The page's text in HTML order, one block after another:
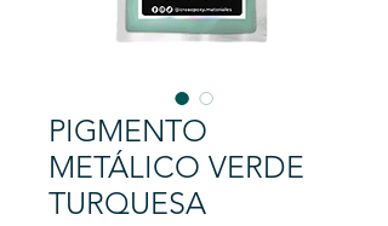
PIGMENTO
METÁLICO VERDE
TURQUESA